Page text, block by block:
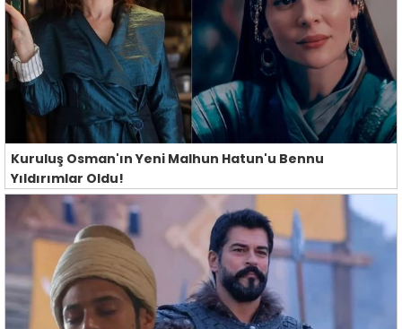
Kuruluş Osman'ın Yeni Malhun Hatun'u Bennu
Yıldırımlar Oldu!